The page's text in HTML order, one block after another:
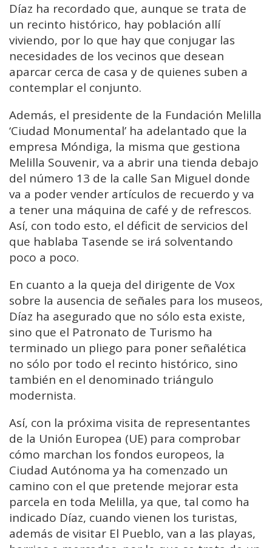
Díaz ha recordado que, aunque se trata de
un recinto histórico, hay población allí
viviendo, por lo que hay que conjugar las
necesidades de los vecinos que desean
aparcar cerca de casa y de quienes suben a
contemplar el conjunto.
Además, el presidente de la Fundación Melilla
‘Ciudad Monumental’ ha adelantado que la
empresa Móndiga, la misma que gestiona
Melilla Souvenir, va a abrir una tienda debajo
del número 13 de la calle San Miguel donde
va a poder vender artículos de recuerdo y va
a tener una máquina de café y de refrescos.
Así, con todo esto, el déficit de servicios del
que hablaba Tasende se irá solventando
poco a poco.
En cuanto a la queja del dirigente de Vox
sobre la ausencia de señales para los museos,
Díaz ha asegurado que no sólo esta existe,
sino que el Patronato de Turismo ha
terminado un pliego para poner señalética
no sólo por todo el recinto histórico, sino
también en el denominado triángulo
modernista.
Así, con la próxima visita de representantes
de la Unión Europea (UE) para comprobar
cómo marchan los fondos europeos, la
Ciudad Autónoma ya ha comenzado un
camino con el que pretende mejorar esta
parcela en toda Melilla, ya que, tal como ha
indicado Díaz, cuando vienen los turistas,
además de visitar El Pueblo, van a las playas,